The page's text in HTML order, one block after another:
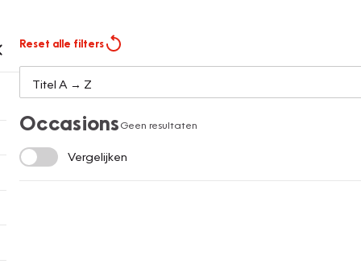
Reset alle filters
OccasionsGeen resultaten
Vergelijken